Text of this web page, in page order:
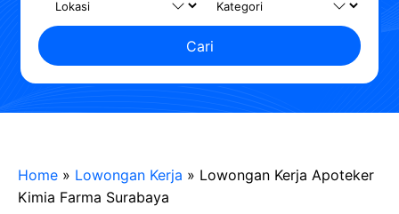
Cari
Home » Lowongan Kerja » Lowongan Kerja Apoteker
Kimia Farma Surabaya